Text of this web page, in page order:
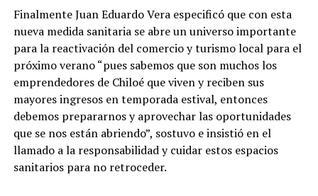
Finalmente Juan Eduardo Vera especificó que con esta
nueva medida sanitaria se abre un universo importante
para la reactivación del comercio y turismo local para el
próximo verano “pues sabemos que son muchos los
emprendedores de Chiloé que viven y reciben sus
mayores ingresos en temporada estival, entonces
debemos prepararnos y aprovechar las oportunidades
que se nos están abriendo”, sostuvo e insistió en el
llamado a la responsabilidad y cuidar estos espacios
sanitarios para no retroceder.